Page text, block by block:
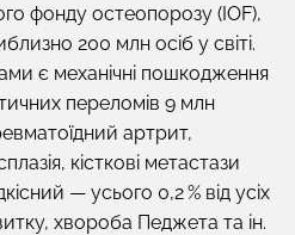
фонду остеопорозу (IOF),
200 млн осіб у світі.
є механічні пошкодження
переломів 9 млн
артрит,
кісткові метастази
— усього 0,2 % від усіх
хвороба Педжета та ін.